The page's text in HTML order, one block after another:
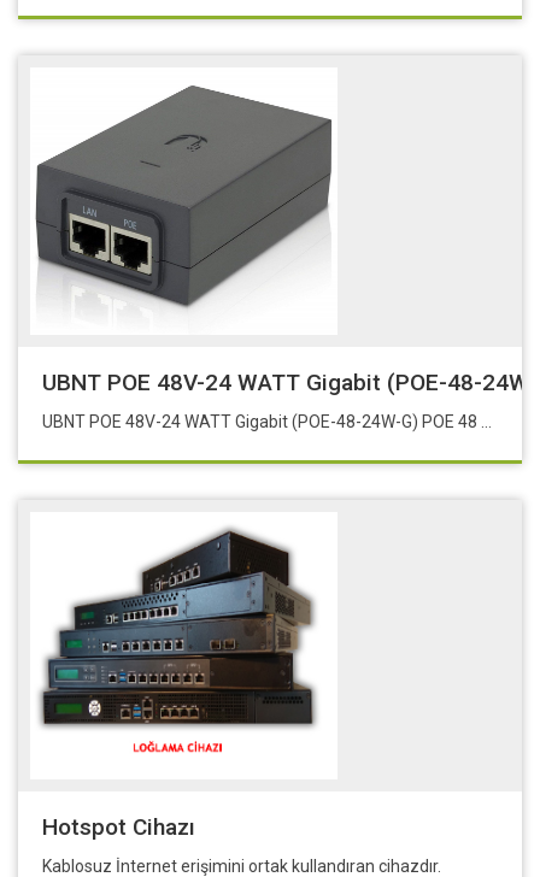
UBNT POE 48V-24 WATT Gigabit (POE-48-
Hotspot Cihazı
Kablosuz İnternet erişimini ortak kullandıran cihazdır.